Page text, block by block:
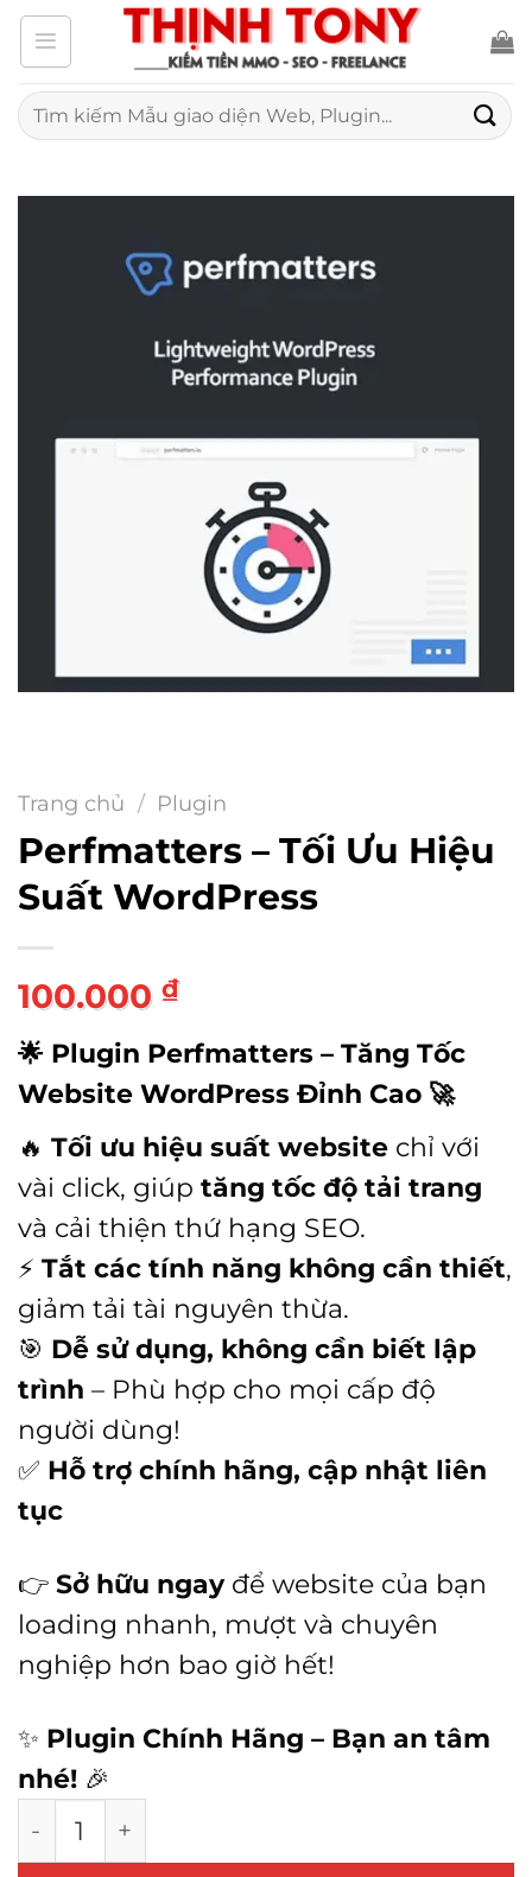
Bỏ
qua
nội
dung
Tìm
kiếm:
Trang chủ / Plugin
Perfmatters – Tối Ưu Hiệu
Suất WordPress
100.000 ₫
🌟 Plugin Perfmatters – Tăng Tốc
Website WordPress Đỉnh Cao 🚀
🔥 Tối ưu hiệu suất website chỉ với
vài click, giúp tăng tốc độ tải trang
và cải thiện thứ hạng SEO.
⚡ Tắt các tính năng không cần thiết,
giảm tải tài nguyên thừa.
🎯 Dễ sử dụng, không cần biết lập
trình – Phù hợp cho mọi cấp độ
người dùng!
✅ Hỗ trợ chính hãng, cập nhật liên
tục
👉 Sở hữu ngayđể website của bạn
loading nhanh, mượt và chuyên
nghiệp hơn bao giờ hết!
✨ Plugin Chính Hãng – Bạn an tâm
nhé! 🎉
Perfmatters - Tối Ưu Hiệu Suất WordPress